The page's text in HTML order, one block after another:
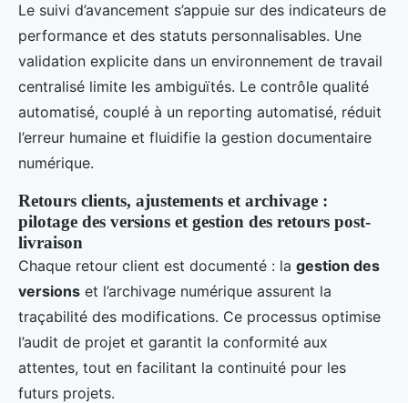
Le suivi d’avancement s’appuie sur des indicateurs de
performance et des statuts personnalisables. Une
validation explicite dans un environnement de travail
centralisé limite les ambiguïtés. Le contrôle qualité
automatisé, couplé à un reporting automatisé, réduit
l’erreur humaine et fluidifie la gestion documentaire
numérique.
Retours clients, ajustements et archivage :
pilotage des versions et gestion des retours post-
livraison
Chaque retour client est documenté : la gestion des
versions et l’archivage numérique assurent la
traçabilité des modifications. Ce processus optimise
l’audit de projet et garantit la conformité aux
attentes, tout en facilitant la continuité pour les
futurs projets.